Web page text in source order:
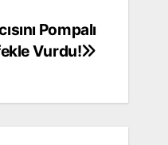
Pompalı
Vurdu!